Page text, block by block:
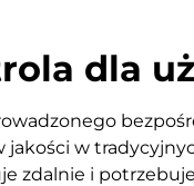
dla
w
zdalnie i